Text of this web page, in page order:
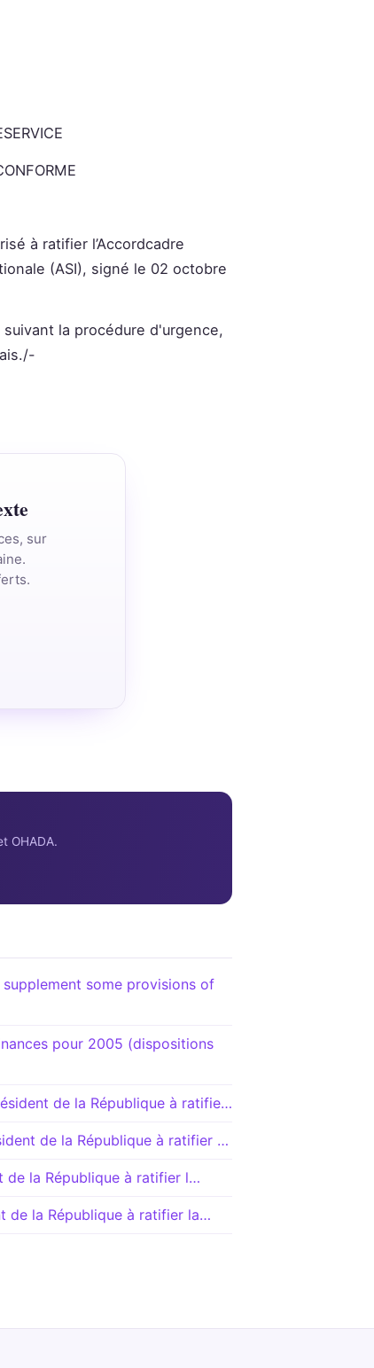
à ratifier l’Accordcadre
(ASI), signé le 02 octobre
la procédure d'urgence,
sur
OHADA.
some provisions of
pour 2005 (dispositions
de la République à ratifie…
de la République à ratifier …
de la République à ratifier l…
de la République à ratifier la…